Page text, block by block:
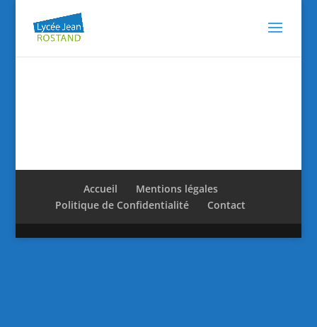
Accueil
Mentions légales
Politique de Confidentialité
Contact